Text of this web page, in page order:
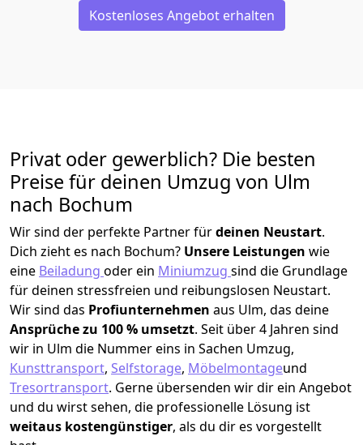
Kostenloses Angebot erhalten
Privat oder gewerblich? Die besten
Preise für deinen Umzug von Ulm
nach Bochum
Wir sind der perfekte Partner fürdeinen Neustart.
Dich zieht es nach Bochum? Unsere Leistungen wie
eine Beiladung oder ein Miniumzug sind die Grundlage
für deinen stressfreien und reibungslosen Neustart.
Wir sind das Profiunternehmen aus Ulm, das deine
Ansprüche zu 100 % umsetzt. Seit über 4 Jahren sind
wir in Ulm die Nummer eins in Sachen Umzug,
Kunsttransport, Selfstorage, Möbelmontageund
Tresortransport. Gerne übersenden wir dir ein Angebot
und du wirst sehen, die professionelle Lösung ist
weitaus kostengünstiger, als du dir es vorgestellt